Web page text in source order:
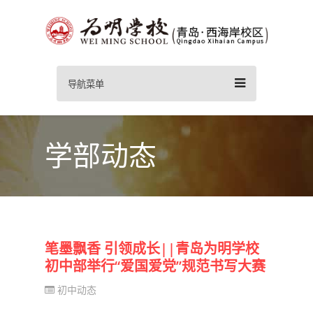
导航菜单
学部动态
笔墨飘香 引领成长||青岛为明学校
初中部举行“爱国爱党”规范书写大赛
初中动态